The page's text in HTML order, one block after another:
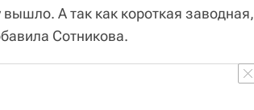
А так как короткая заводная,
Сотникова.